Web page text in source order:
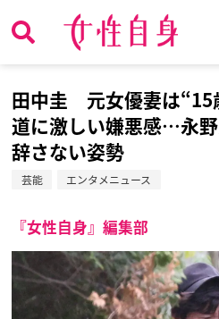
田中圭 元女優妻は“15
道に激しい嫌悪感…永
辞さない姿勢
芸能 エンタメニュース
『女性自身』編集部